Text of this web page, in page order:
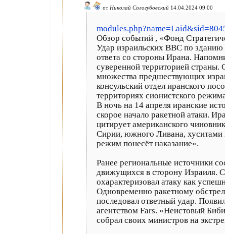
от Николай Сологубовский 14.04.2024 09:00
Обзор событий , «Фонд
Удар израильских ВВС по зданию
ответа со стороны Ирана.
суверенной территорией
множества предшествующих
консульский отдел иранского
территориях сионистского
В ночь на 14 апреля иранские
скорое начало ракетной атаки.
цитирует американского
Сирии, южного Ливана, хуситами
режим понесёт наказание».
Ранее региональные источники
движущихся в сторону Израиля.
охарактеризовал атаку как
Одновременно ракетному
последовал ответный удар.
агентством Fars. «Неистовый
собрал своих министров на